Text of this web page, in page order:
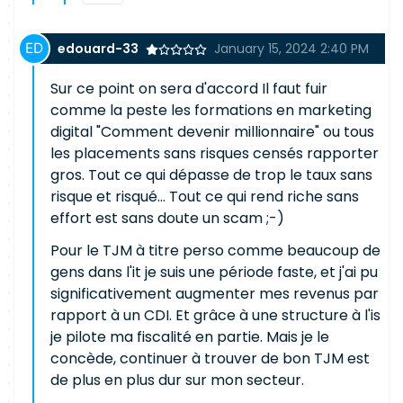
edouard-33 January 15, 2024 2:40 PM
Sur ce point on sera d'accord Il faut fuir
comme la peste les formations en marketing
digital "Comment devenir millionnaire" ou tous
les placements sans risques censés rapporter
gros. Tout ce qui dépasse de trop le taux sans
risque et risqué... Tout ce qui rend riche sans
effort est sans doute un scam ;-)
Pour le TJM à titre perso comme beaucoup de
gens dans l'it je suis une période faste, et j'ai pu
significativement augmenter mes revenus par
rapport à un CDI. Et grâce à une structure à l'is
je pilote ma fiscalité en partie. Mais je le
concède, continuer à trouver de bon TJM est
de plus en plus dur sur mon secteur.